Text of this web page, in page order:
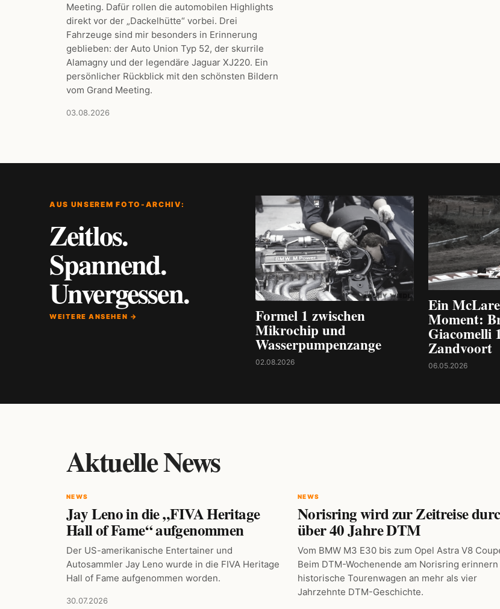
Meeting. Dafür rollen die automobilen Highlights
direkt vor der „Dackelhütte“ vorbei. Drei
Fahrzeuge sind mir besonders in Erinnerung
geblieben: der Auto Union Typ 52, der skurrile
Alamagny und der legendäre Jaguar XJ220. Ein
persönlicher Rückblick mit den schönsten Bildern
vom Grand Meeting.
03.08.2026
AUS UNSEREM FOTO-ARCHIV:
Zeitlos.
Spannend.
Unvergessen.
WEITERE ANSEHEN → Formel 1 zwischen
Mikrochip und
Wasserpumpenzange
02.08.2026
Ein
Moment:
Giacomelli
Zandvoort
06.05.2026
Aktuelle News
NEWS
Jay Leno in die „FIVA Heritage
Hall of Fame“ aufgenommen
Der US-amerikanische Entertainer und
Autosammler Jay Leno wurde in die FIVA Heritage
Hall of Fame aufgenommen worden.
30.07.2026
NEWS
Norisring wird zur Zeitreise
über 40 Jahre DTM
Vom BMW M3 E30 bis zum Opel Astra V8
Beim DTM-Wochenende am Norisring erinnern
historische Tourenwagen an mehr als vier
Jahrzehnte DTM-Geschichte.